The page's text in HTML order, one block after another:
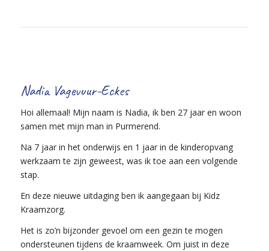
Nadia Vagevuur-Eckes
Hoi allemaal! Mijn naam is Nadia, ik ben 27 jaar en woon
samen met mijn man in Purmerend.
Na 7 jaar in het onderwijs en 1 jaar in de kinderopvang
werkzaam te zijn geweest, was ik toe aan een volgende
stap.
En deze nieuwe uitdaging ben ik aangegaan bij Kidz
Kraamzorg.
Het is zo’n bijzonder gevoel om een gezin te mogen
ondersteunen tijdens de kraamweek. Om juist in deze